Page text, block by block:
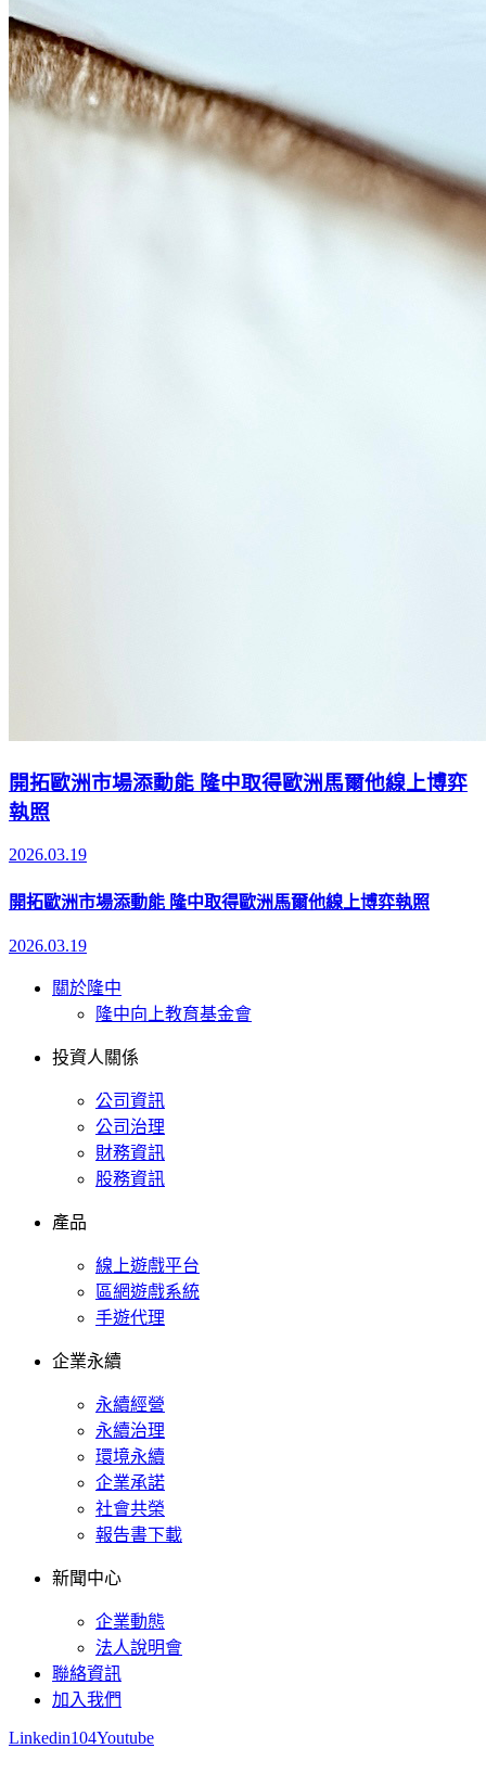
開拓歐洲市場添動能 隆中取得歐洲馬爾他線上博弈
執照
2026.03.19
開拓歐洲市場添動能 隆中取得歐洲馬爾他線上博弈執照
2026.03.19
關於隆中
隆中向上教育基金會
投資人關係
公司資訊
公司治理
財務資訊
股務資訊
產品
線上遊戲平台
區網遊戲系統
手遊代理
企業永續
永續經營
永續治理
環境永續
企業承諾
社會共榮
報告書下載
新聞中心
企業動態
法人說明會
聯絡資訊
加入我們
Linkedin104Youtube